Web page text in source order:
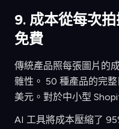
9. 成本從每次
免費
傳統產品照每張圖片的
雜性。 50 種產品的完
美元。對於中小型
AI 工具將成本壓縮了